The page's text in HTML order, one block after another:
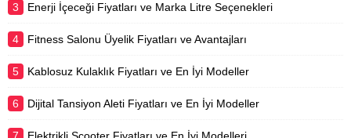
3 Enerji İçeceği Fiyatları ve Marka Litre Seçenekleri
4 Fitness Salonu Üyelik Fiyatları ve Avantajları
5 Kablosuz Kulaklık Fiyatları ve En İyi Modeller
6 Dijital Tansiyon Aleti Fiyatları ve En İyi Modeller